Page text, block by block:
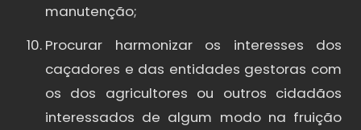
manutenção;
Procurar harmonizar os interesses dos
caçadores e das entidades gestoras com
os dos agricultores ou outros cidadãos
interessados de algum modo na fruição